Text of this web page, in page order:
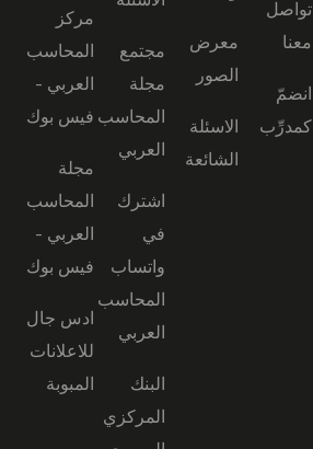
تواصل
معنا
انضمّ
كمدرِّب
معرض
الصور
الاسئلة
الشائعة
مجتمع
مجلة
المحاسب
العربي
اشترك
في
واتساب
المحاسب
العربي
البنك
المركزي
مركز
المحاسب
العربي -
فيس بوك
مجلة
المحاسب
العربي -
فيس بوك
ادس جال
للاعلانات
المبوبة